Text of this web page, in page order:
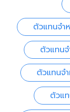
ตัวแทนจำ
ตัวแทน
ตัวแทนจ
ตัวแ